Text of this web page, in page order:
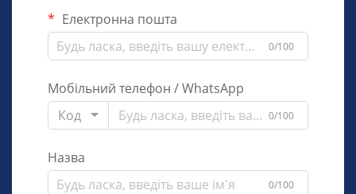
Електронна пошта
0/100
Мобільний телефон / WhatsApp
Код
0/100
Назва
0/100